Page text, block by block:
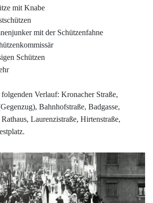
mit Knabe
mit der Schützenfahne
Schützen
Verlauf: Kronacher Straße,
Bahnhofstraße, Badgasse,
Laurenzistraße, Hirtenstraße,